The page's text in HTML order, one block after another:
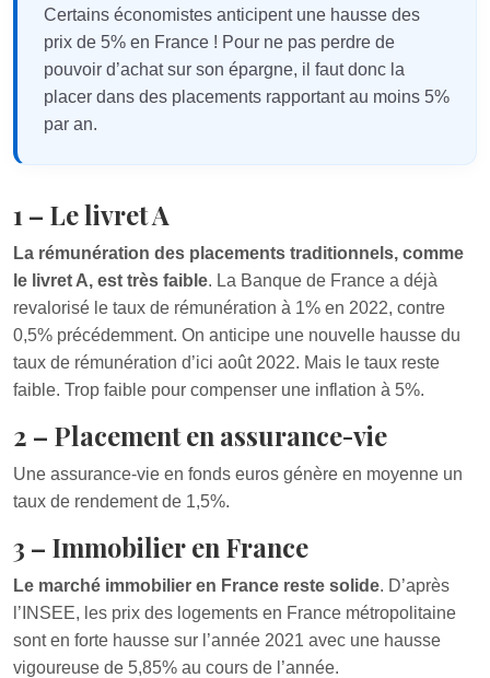
Certains économistes anticipent une hausse des
prix de 5% en France ! Pour ne pas perdre de
pouvoir d’achat sur son épargne, il faut donc la
placer dans des placements rapportant au moins 5%
par an.
1 – Le livret A
La rémunération des placements traditionnels, comme
le livret A, est très faible. La Banque de France a déjà
revalorisé le taux de rémunération à 1% en 2022, contre
0,5% précédemment. On anticipe une nouvelle hausse du
taux de rémunération d’ici août 2022. Mais le taux reste
faible. Trop faible pour compenser une inflation à 5%.
2 – Placement en assurance-vie
Une assurance-vie en fonds euros génère en moyenne un
taux de rendement de 1,5%.
3 – Immobilier en France
Le marché immobilier en France reste solide. D’après
l’INSEE, les prix des logements en France métropolitaine
sont en forte hausse sur l’année 2021 avec une hausse
vigoureuse de 5,85% au cours de l’année.